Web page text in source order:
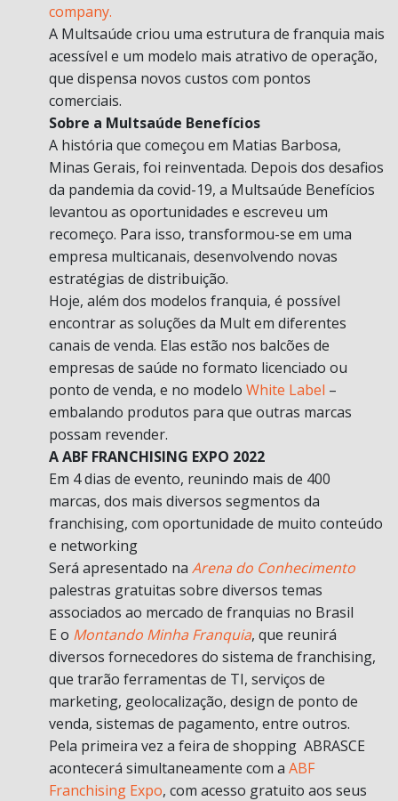
company.
A Multsaúde criou uma estrutura de franquia mais
acessível e um modelo mais atrativo de operação,
que dispensa novos custos com pontos
comerciais.
Sobre a Multsaúde Benefícios
A história que começou em Matias Barbosa,
Minas Gerais, foi reinventada. Depois dos desafios
da pandemia da covid-19, a Multsaúde Benefícios
levantou as oportunidades e escreveu um
recomeço. Para isso, transformou-se em uma
empresa multicanais, desenvolvendo novas
estratégias de distribuição.
Hoje, além dos modelos franquia, é possível
encontrar as soluções da Mult em diferentes
canais de venda. Elas estão nos balcões de
empresas de saúde no formato licenciado ou
ponto de venda, e no modelo White Label –
embalando produtos para que outras marcas
possam revender.
A ABF FRANCHISING EXPO 2022
Em 4 dias de evento, reunindo mais de 400
marcas, dos mais diversos segmentos da
franchising, com oportunidade de muito conteúdo
e networking
Será apresentado na Arena do Conhecimento
palestras gratuitas sobre diversos temas
associados ao mercado de franquias no Brasil
E o Montando Minha Franquia, que reunirá
diversos fornecedores do sistema de franchising,
que trarão ferramentas de TI, serviços de
marketing, geolocalização, design de ponto de
venda, sistemas de pagamento, entre outros.
Pela primeira vez a feira de shopping ABRASCE
acontecerá simultaneamente com a ABF
Franchising Expo, com acesso gratuito aos seus